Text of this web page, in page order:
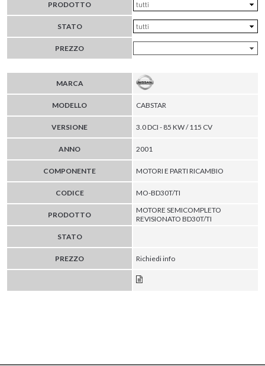
PRODOTTO
STATO
PREZZO
MARCA
MODELLO CABSTAR
VERSIONE 3.0 DCI - 85 KW / 115 CV
ANNO 2001
COMPONENTE MOTORI E PARTI RICAMBIO
CODICE MO-BD30T/TI
PRODOTTO
MOTORE SEMICOMPLETO
REVISIONATO BD30T/TI
STATO
PREZZO Richiedi info